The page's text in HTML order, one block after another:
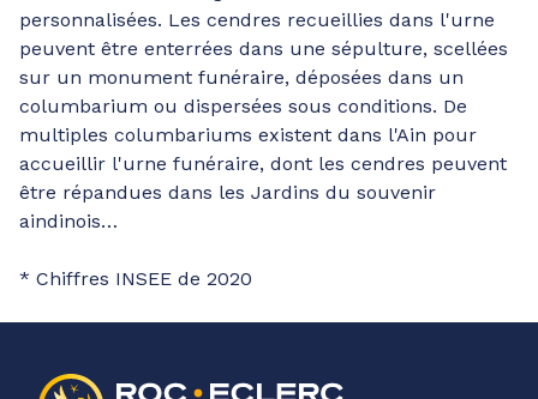
personnalisées. Les cendres recueillies dans l'urne
peuvent être enterrées dans une sépulture, scellées
sur un monument funéraire, déposées dans un
columbarium ou dispersées sous conditions. De
multiples columbariums existent dans l'Ain pour
accueillir l'urne funéraire, dont les cendres peuvent
être répandues dans les Jardins du souvenir
aindinois…
* Chiffres INSEE de 2020